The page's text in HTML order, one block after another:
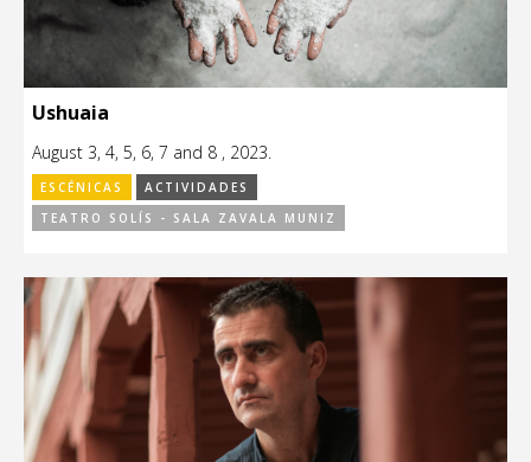
Ushuaia
August 3, 4, 5, 6, 7 and 8 , 2023.
ESCÉNICAS
ACTIVIDADES
TEATRO SOLÍS - SALA ZAVALA MUNIZ